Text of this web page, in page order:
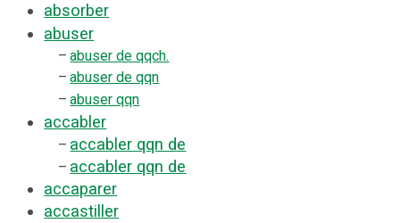
absorber
abuser
– abuser de qqch.
– abuser de qqn
– abuser qqn
accabler
– accabler qqn de
– accabler qqn de
accaparer
accastiller